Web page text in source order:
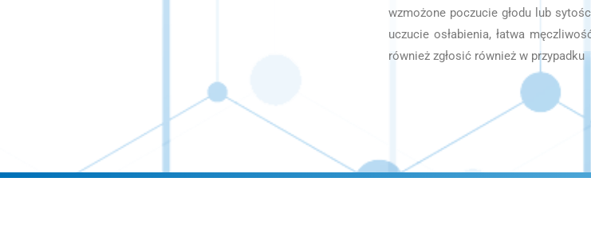
wzmożone poczucie głodu lub
uczucie osłabienia, łatwa
również zgłosić również w